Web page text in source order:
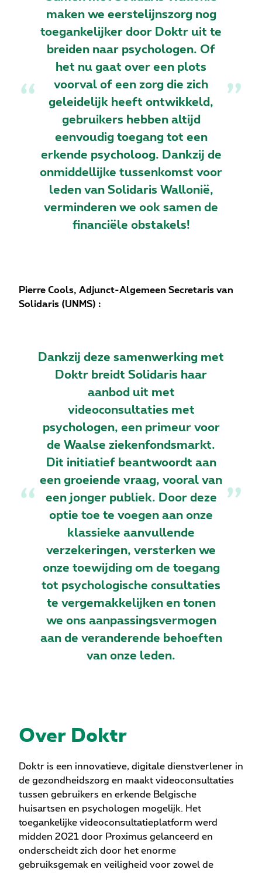
maken we eerstelijnszorg nog
toegankelijker door Doktr uit te
breiden naar psychologen. Of
het nu gaat over een plots
voorval of een zorg die zich
geleidelijk heeft ontwikkeld,
gebruikers hebben altijd
eenvoudig toegang tot een
erkende psycholoog. Dankzij de
onmiddellijke tussenkomst voor
leden van Solidaris Wallonië,
verminderen we ook samen de
financiële obstakels!
Pierre Cools, Adjunct-Algemeen Secretaris van
Solidaris (UNMS) :
Dankzij deze samenwerking met
Doktr breidt Solidaris haar
aanbod uit met
videoconsultaties met
psychologen, een primeur voor
de Waalse ziekenfondsmarkt.
Dit initiatief beantwoordt aan
een groeiende vraag, vooral van
een jonger publiek. Door deze
optie toe te voegen aan onze
klassieke aanvullende
verzekeringen, versterken we
onze toewijding om de toegang
tot psychologische consultaties
te vergemakkelijken en tonen
we ons aanpassingsvermogen
aan de veranderende behoeften
van onze leden.
Over Doktr
Doktr is een innovatieve, digitale dienstverlener in
de gezondheidszorg en maakt videoconsultaties
tussen gebruikers en erkende Belgische
huisartsen en psychologen mogelijk. Het
toegankelijke videoconsultatieplatform werd
midden 2021 door Proximus gelanceerd en
onderscheidt zich door het enorme
gebruiksgemak en veiligheid voor zowel de